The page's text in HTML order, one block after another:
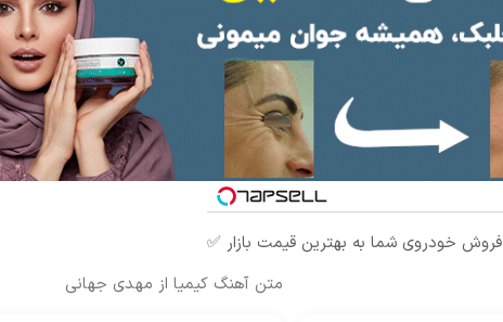
فروش خودروی شما به بهترین قیمت بازار ✅
متن آهنگ کیمیا از مهدی جهانی